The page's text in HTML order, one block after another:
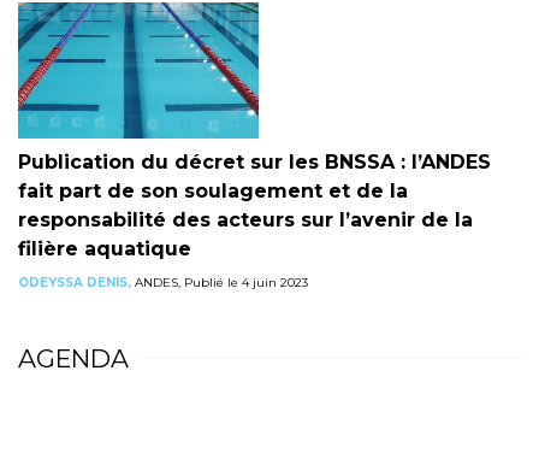
Publication du décret sur les BNSSA : l’ANDES
fait part de son soulagement et de la
responsabilité des acteurs sur l’avenir de la
filière aquatique
ODEYSSA DENIS, ANDES, Publié le 4 juin 2023
AGENDA